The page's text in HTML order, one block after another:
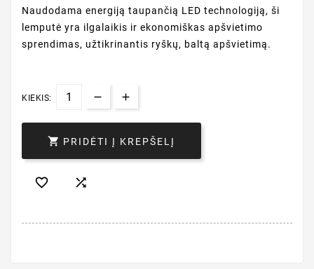
Naudodama energiją taupančią LED technologiją, ši
lemputė yra ilgalaikis ir ekonomiškas apšvietimo
sprendimas, užtikrinantis ryškų, baltą apšvietimą.
KIEKIS:
 PRIDĖTI Į KREPŠELĮ
 